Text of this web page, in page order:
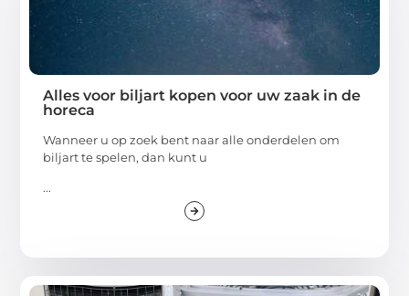
Alles voor biljart kopen voor uw zaak in de
horeca
Wanneer u op zoek bent naar alle onderdelen om
biljart te spelen, dan kunt u
...